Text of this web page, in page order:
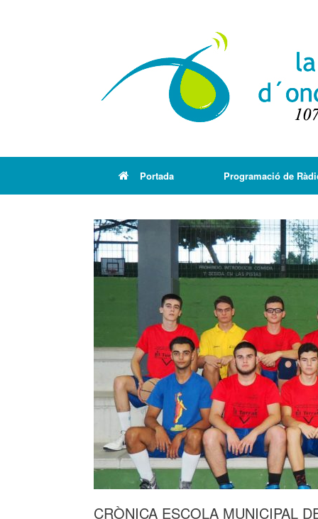
Portada Programació de
CRÒNICA ESCOLA MUNICIPAL